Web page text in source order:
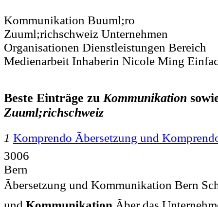
Kommunikation Buuml;ro
Zuuml;richschweiz Unternehmen
Organisationen Dienstleistungen Bereich
Medienarbeit Inhaberin Nicole Ming
Beste Einträge zuKommunikation
Zuuml;richschweiz
1 Komprendo Ãbersetzung und
3006
Bern
Ãbersetzung und Kommunikation Bern